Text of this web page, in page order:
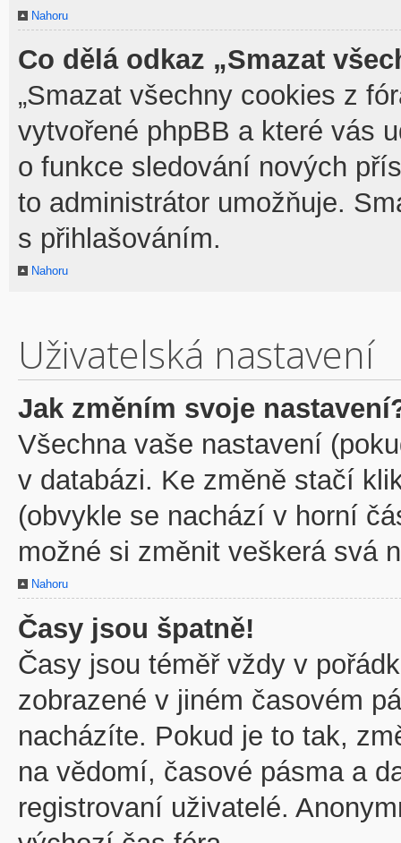
Nahoru
Co dělá odkaz „Smazat
„Smazat všechny cookies z
vytvořené phpBB a které vás
o funkce sledování nových
to administrátor umožňuje.
s přihlašováním.
Nahoru
Uživatelská nastavení
Jak změním svoje
Všechna vaše nastavení
v databázi. Ke změně stačí
(obvykle se nachází v horní
možné si změnit veškerá svá
Nahoru
Časy jsou špatně!
Časy jsou téměř vždy v
zobrazené v jiném časovém
nacházíte. Pokud je to tak,
na vědomí, časové pásma a
registrovaní uživatelé.